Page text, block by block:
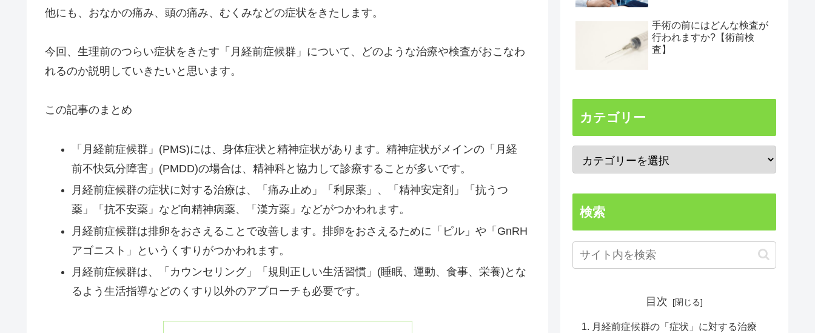
他にも、おなかの痛み、頭の痛み、むくみなどの症状をきたします。
今回、生理前のつらい症状をきたす「月経前症候群」について、どのような治療や検査がおこなわ
れるのか説明していきたいと思います。
この記事のまとめ
「月経前症候群」(PMS)には、身体症状と精神症状があります。精神症状がメインの「月経
前不快気分障害」(PMDD)の場合は、精神科と協力して診療することが多いです。
月経前症候群の症状に対する治療は、「痛み止め」「利尿薬」、「精神安定剤」「抗うつ
薬」「抗不安薬」など向精神病薬、「漢方薬」などがつかわれます。
月経前症候群は排卵をおさえることで改善します。排卵をおさえるために「ピル」や「GnRH
アゴニスト」というくすりがつかわれます。
月経前症候群は、「カウンセリング」「規則正しい生活習慣」(睡眠、運動、食事、栄養)とな
るよう生活指導などのくすり以外のアプローチも必要です。
手術の前にはどんな検査が
行われますか?【術前検
査】
カテゴリー
検索
目次
月経前症候群の「症状」に対する治療